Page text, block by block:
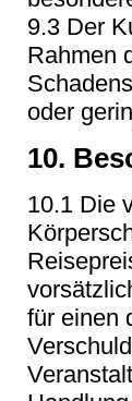
9.3 Der
Rahmen
oder
10.
10.1 Die
für einen